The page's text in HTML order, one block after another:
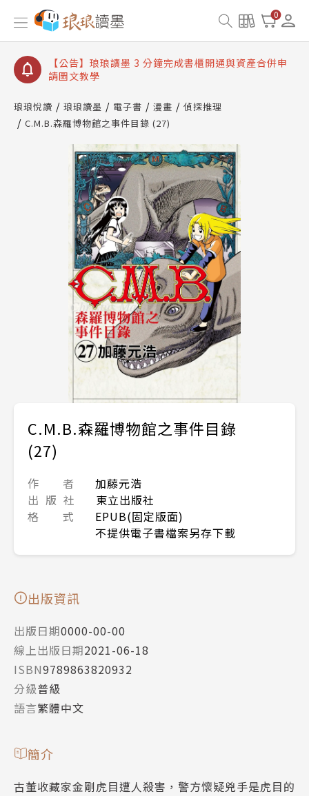
0
【公告】琅琅讀墨數位閱讀資產合併與書櫃開通申請
【公告】琅琅讀墨書櫃開通常見問題
【公告】琅琅讀墨 3 分鐘完成書櫃開通與資產合併申
請圖文教學
查詢
【公告】琅琅讀墨數位閱讀資產合併與書櫃開通申請
琅琅悅讀 琅琅讀墨 電子書 漫畫
偵探推理
C.M.B.森羅博物館之事件目錄 (27)
C.M.B.森羅博物館之事件目錄
(27)
作 者
加藤元浩
出 版 社
東立出版社
格 式
EPUB(固定版面)
不提供電子書檔案另存下載
出版資訊
出版日期0000-00-00
線上出版日期2021-06-18
ISBN9789863820932
分級普級
語言繁體中文
簡介
古董收藏家金剛虎目遭人殺害，警方懷疑兇手是虎目的